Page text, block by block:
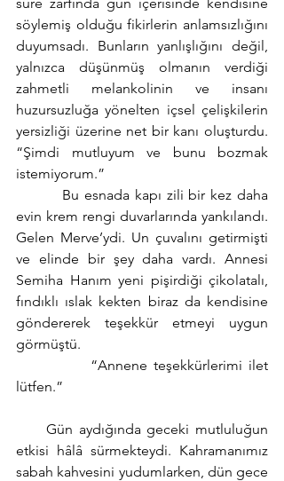
söylemiş olduğu fikirlerin anlamsızlığını
duyumsadı. Bunların yanlışlığını değil,
yalnızca düşünmüş olmanın verdiği
zahmetli melankolinin ve insanı
huzursuzluğa yönelten içsel çelişkilerin
yersizliği üzerine net bir kanı oluşturdu.
“Şimdi mutluyum ve bunu bozmak
istemiyorum.”
evin krem rengi duvarlarında yankılandı.
Gelen Merve’ydi. Un çuvalını getirmişti
ve elinde bir şey daha vardı. Annesi
Semiha Hanım yeni pişirdiği çikolatalı,
fındıklı ıslak kekten biraz da kendisine
göndererek teşekkür etmeyi uygun
görmüştü.
lütfen.”
etkisi hâlâ sürmekteydi. Kahramanımız
sabah kahvesini yudumlarken, dün gece